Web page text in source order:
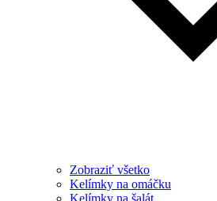
Zobraziť všetko
Kelímky na omáčku
Kelímky na šalát